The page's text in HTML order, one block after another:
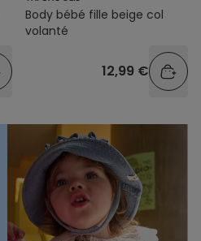
Body bébé fille beige col
volanté
12,99 €